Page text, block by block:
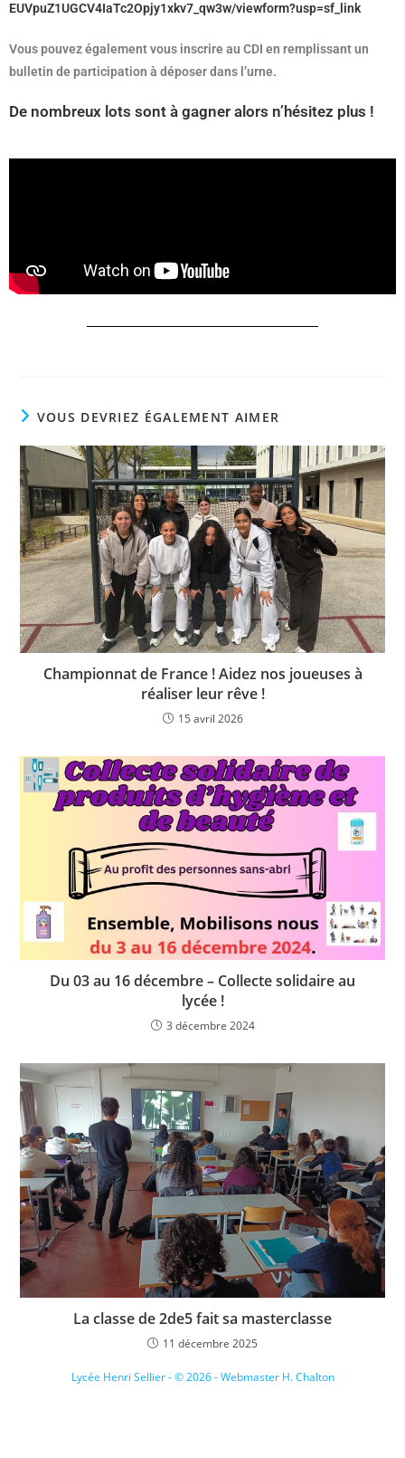
EUVpuZ1UGCV4IaTc2Opjy1xkv7_qw3w/viewform?usp=sf_link
Vous pouvez également vous inscrire au CDI en remplissant un
bulletin de participation à déposer dans l’urne.
De nombreux lots sont à gagner alors n’hésitez plus !
VOUS DEVRIEZ ÉGALEMENT AIMER
Championnat de France ! Aidez nos joueuses à
réaliser leur rêve !
15 avril 2026
Du 03 au 16 décembre – Collecte solidaire au
lycée !
3 décembre 2024
La classe de 2de5 fait sa masterclasse
11 décembre 2025
Lycée Henri Sellier - © 2026 - Webmaster H. Chalton